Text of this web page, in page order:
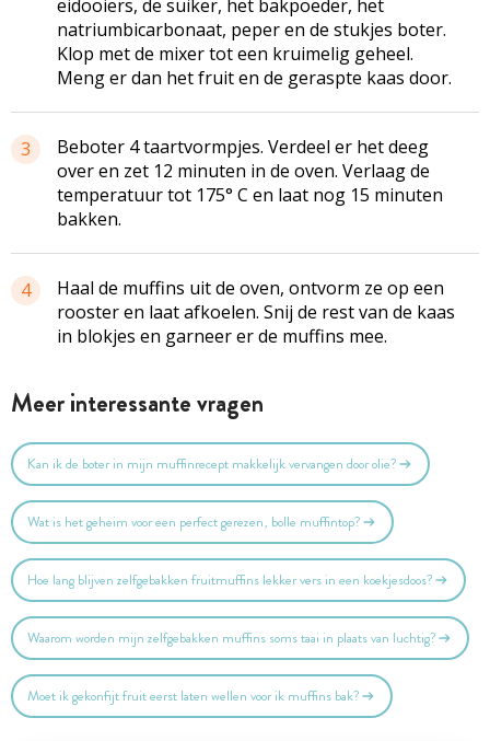
eidooiers, de suiker, het bakpoeder, het
natriumbicarbonaat, peper en de stukjes boter.
Klop met de mixer tot een kruimelig geheel.
Meng er dan het fruit en de geraspte kaas door.
3
Beboter 4 taartvormpjes. Verdeel er het deeg
over en zet 12 minuten in de oven. Verlaag de
temperatuur tot 175° C en laat nog 15 minuten
bakken.
4
Haal de muffins uit de oven, ontvorm ze op een
rooster en laat afkoelen. Snij de rest van de kaas
in blokjes en garneer er de muffins mee.
Meer interessante vragen
Kan ik de boter in mijn muffinrecept makkelijk vervangen door olie?
Wat is het geheim voor een perfect gerezen, bolle muffintop?
Hoe lang blijven zelfgebakken fruitmuffins lekker vers in een koekjesdoos?
Waarom worden mijn zelfgebakken muffins soms taai in plaats van luchtig?
Moet ik gekonfijt fruit eerst laten wellen voor ik muffins bak?